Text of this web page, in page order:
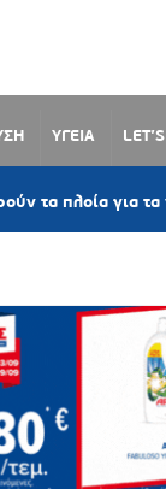
ΥΓΕΙΑ
για τα νησιά του